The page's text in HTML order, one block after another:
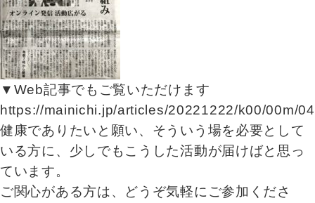
▼Web記事でもご覧いただけます
https://mainichi.jp/articles/20221222/k00/00m/
健康でありたいと願い、そういう場を必要として
いる方に、少しでもこうした活動が届けばと思っ
ています。
ご関心がある方は、どうぞ気軽にご参加くださ